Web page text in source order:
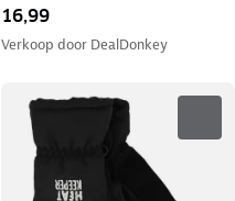
16,99
Verkoop door DealDonkey